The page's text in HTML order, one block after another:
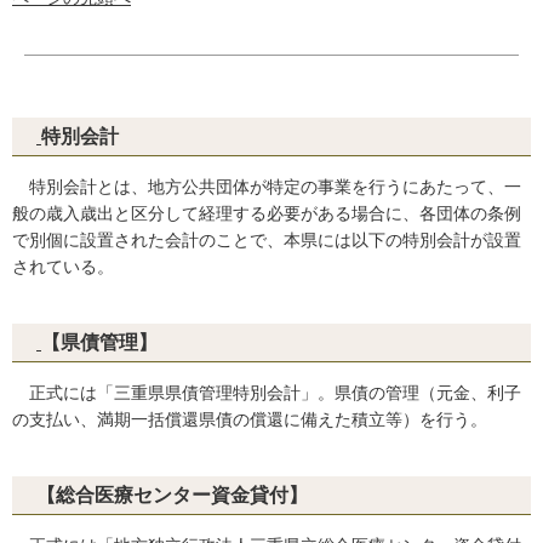
特別会計
特別会計とは、地方公共団体が特定の事業を行うにあたって、一
般の歳入歳出と区分して経理する必要がある場合に、各団体の条例
で別個に設置された会計のことで、本県には以下の特別会計が設置
されている。
【県債管理】
正式には「三重県県債管理特別会計」。県債の管理（元金、利子
の支払い、満期一括償還県債の償還に備えた積立等）を行う。
【総合医療センター資金貸付】